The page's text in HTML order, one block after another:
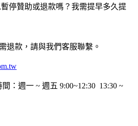
停贊助或退款嗎？我需提早多久提
退款，請與我們客服聯繫。
間：週一 ~ 週五 9:00~12:30 13:30 ~